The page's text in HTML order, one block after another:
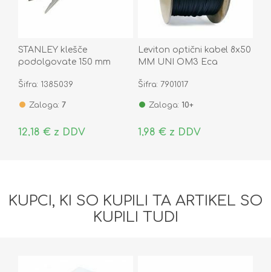
STANLEY klešče
podolgovate 150 mm
Šifra: 1385039
Zaloga: 7
12,18 € z DDV
Leviton optični kabel 8x50
MM UNI OM3 Eca
Šifra: 7901017
Zaloga: 10+
1,98 € z DDV
KUPCI, KI SO KUPILI TA ARTIKEL SO
KUPILI TUDI